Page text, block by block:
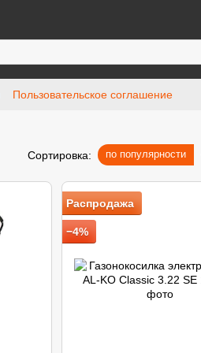
Пользовательское соглашение
Сортировка: по популярности
Распродажа
−4%